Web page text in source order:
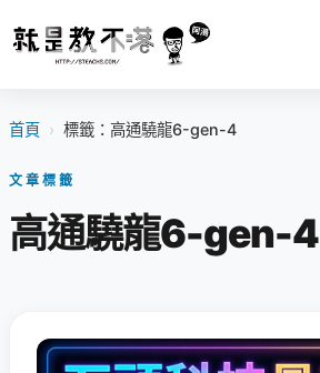
首頁 › 標籤：高通驍龍6-gen-4
文章標籤
高通驍龍6-gen-4